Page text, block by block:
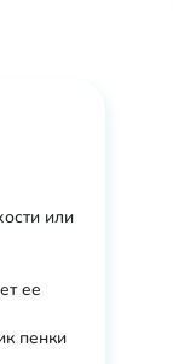
или
ее
пенки